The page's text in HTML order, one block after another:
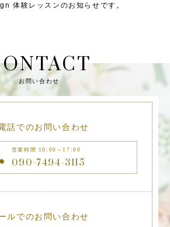
体験レッスンのお知らせです。
お問い合わせ
話でのお問い合わせ
営業時間 10:00～17:00
090-7494-3115
ルでのお問い合わせ